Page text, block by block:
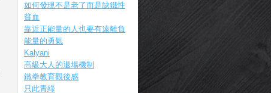
如何發現不是老了而是缺鐵性
貧血
靠近正能量的人也要有遠離負
能量的勇氣
Kalyani
高級大人的退場機制
鐵拳教育觀後感
只此青綠